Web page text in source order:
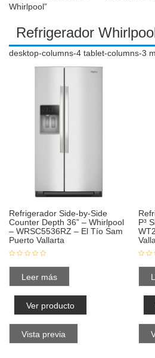
Whirlpool”
Refrigerador
desktop-columns-4 tablet-columns-3
Refrigerador Side-by-Side
Counter Depth 36” – Whirlpool
– WRSC5536RZ – El Tío Sam
Puerto Vallarta
Leer más
Ver producto
Vista previa
P³